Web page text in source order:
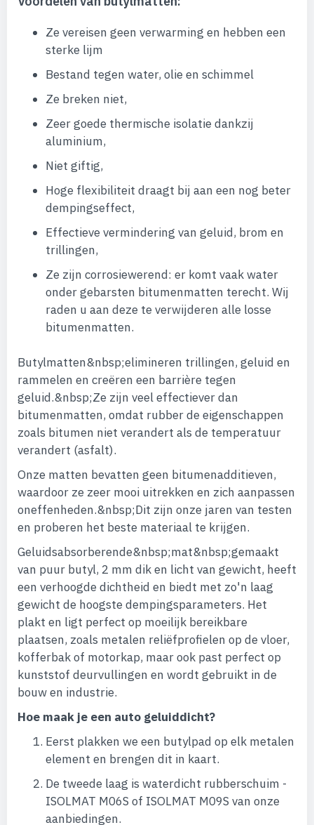
Ze vereisen geen verwarming en hebben een
sterke lijm
Bestand tegen water, olie en schimmel
Ze breken niet,
Zeer goede thermische isolatie dankzij
aluminium,
Niet giftig,
Hoge flexibiliteit draagt ​​bij aan een nog beter
dempingseffect,
Effectieve vermindering van geluid, brom en
trillingen,
Ze zijn corrosiewerend: er komt vaak water
onder gebarsten bitumenmatten terecht. Wij
raden u aan deze te verwijderen alle losse
bitumenmatten.
Butylmatten&nbsp;elimineren trillingen, geluid en
rammelen en creëren een barrière tegen
geluid.&nbsp;Ze zijn veel effectiever dan
bitumenmatten, omdat rubber de eigenschappen
zoals bitumen niet verandert als de temperatuur
verandert (asfalt).
Onze matten bevatten geen bitumenadditieven,
waardoor ze zeer mooi uitrekken en zich aanpassen
oneffenheden.&nbsp;Dit zijn onze jaren van testen
en proberen het beste materiaal te krijgen.
Geluidsabsorberende&nbsp;mat&nbsp;gemaakt
van puur butyl, 2 mm dik en licht van gewicht, heeft
een verhoogde dichtheid en biedt met zo'n laag
gewicht de hoogste dempingsparameters. Het
plakt en ligt perfect op moeilijk bereikbare
plaatsen, zoals metalen reliëfprofielen op de vloer,
kofferbak of motorkap, maar ook past perfect op
kunststof deurvullingen en wordt gebruikt in de
bouw en industrie.
Hoe maak je een auto geluiddicht?
Eerst plakken we een butylpad op elk metalen
element en brengen dit in kaart.
De tweede laag is waterdicht rubberschuim -
ISOLMAT M06S of ISOLMAT M09S van onze
aanbiedingen.